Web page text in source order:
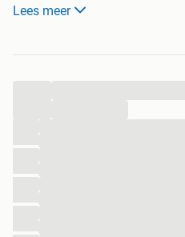
advertenties m.v.g
Lees meer